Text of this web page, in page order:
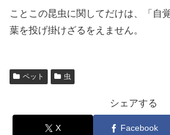
ことこの昆虫に関してだけは、「自
葉を投げ掛けざるをえません。
ペット 虫
シェアする
X Facebook